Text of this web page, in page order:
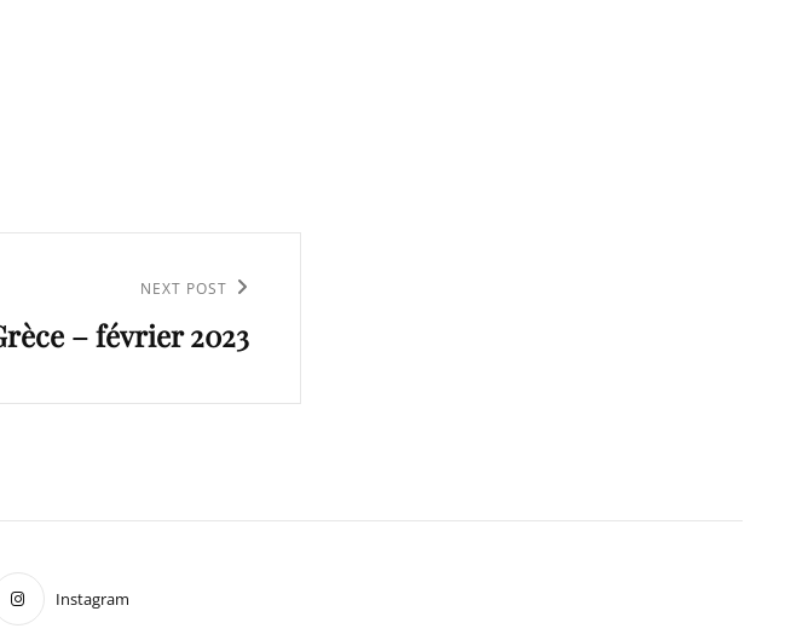
NEXT POST
– février 2023
Instagram